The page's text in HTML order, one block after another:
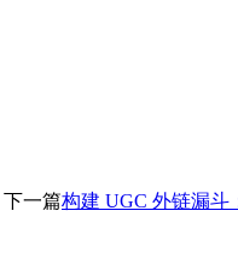
下一篇构建 UGC 外链漏斗